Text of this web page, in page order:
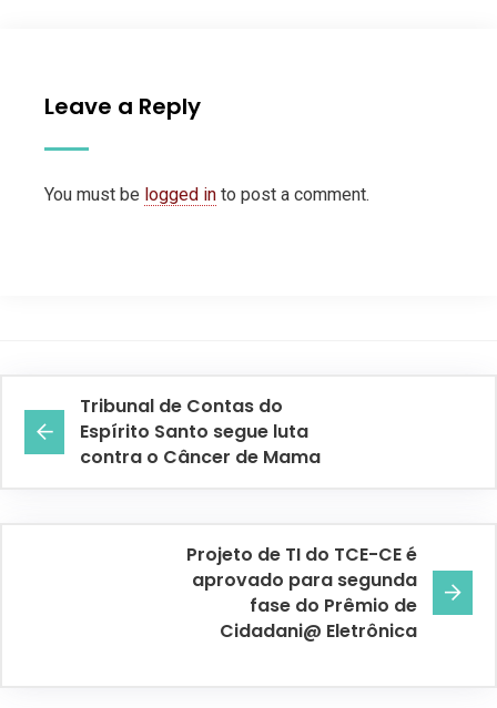
Leave a Reply
You must be logged in to post a comment.
Tribunal de Contas do
Espírito Santo segue luta
contra o Câncer de Mama
Projeto de TI do TCE-CE é
aprovado para segunda
fase do Prêmio de
Cidadani@ Eletrônica